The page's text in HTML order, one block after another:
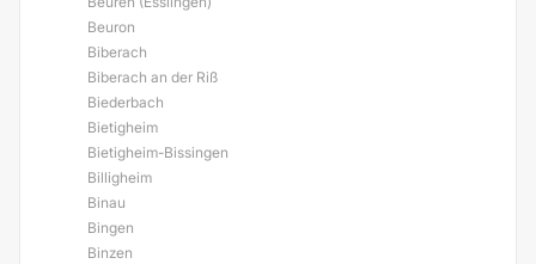
Beuron
Biberach
Biberach an der Riß
Biederbach
Bietigheim
Bietigheim-Bissingen
Billigheim
Binau
Bingen
Binzen